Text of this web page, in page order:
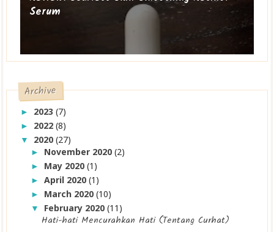
Serum
Archive
► 2023(7)
► 2022(8)
▼ 2020(27)
► November 2020(2)
► May 2020(1)
►April 2020(1)
► March 2020(10)
▼ February 2020(11)
Hati-hati Mencurahkan Hati (Tentang Curhat)